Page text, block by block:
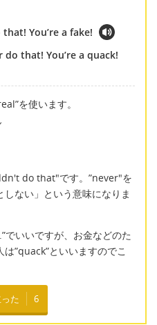
You’re a fake!
that! You’re a quack!
を使います。
do that"です。”never"を
ない」という意味になりま
でいいですが、お金などのた
”quack”といいますのでこ
た 6